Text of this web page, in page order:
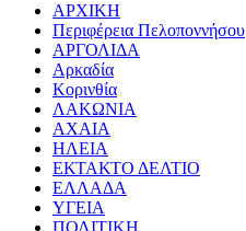
ΑΡΧΙΚΗ
Περιφέρεια Πελοποννήσου
ΑΡΓΟΛΙΔΑ
Αρκαδία
Κορινθία
ΛΑΚΩΝΙΑ
ΑΧΑΙΑ
ΗΛΕΙΑ
ΕΚΤΑΚΤΟ ΔΕΛΤΙΟ
ΕΛΛΑΔΑ
ΥΓΕΙΑ
ΠΟΛΙΤΙΚΗ